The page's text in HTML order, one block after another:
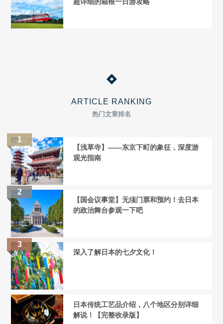
ARTICLE RANKING
热门文章排名
【浅草寺】——东京下町的象征，深度游
观光指南
【国会议事堂】无须门票和预约！去日本
的政治舞台参观一下吧
深入了解日本的七夕文化！
日本传统工艺品介绍，八个地区分别详细
解说！【完整收录版】